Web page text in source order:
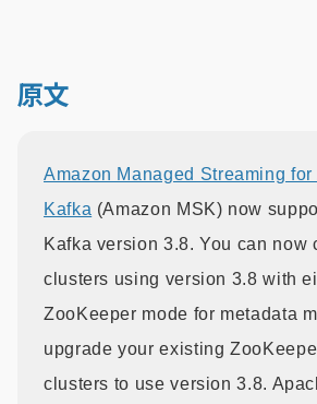
原文
Amazon Managed Streaming for
Kafka (Amazon MSK) now
Kafka version 3.8. You can now
clusters using version 3.8 with
ZooKeeper mode for metadata
upgrade your existing
clusters to use version 3.8.